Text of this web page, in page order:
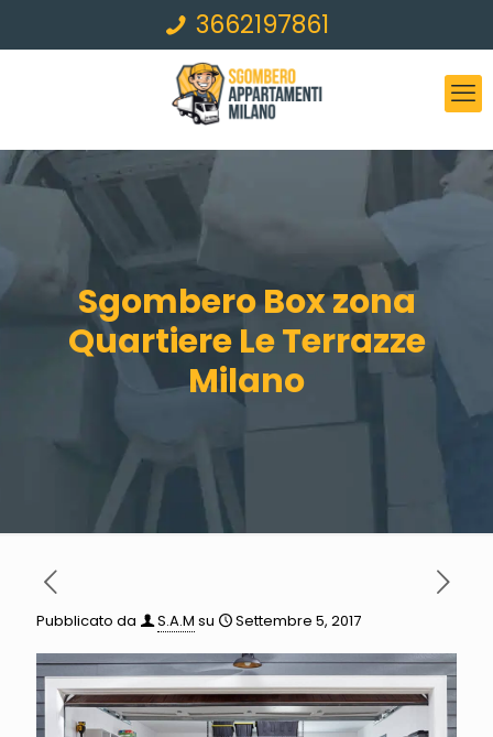
3662197861
Sgombero Box zona
Quartiere Le Terrazze
Milano
Pubblicato da S.A.M su Settembre 5, 2017